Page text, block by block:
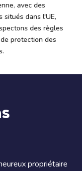
avec des
situés dans l'UE,
des règles
protection des
propriétaire